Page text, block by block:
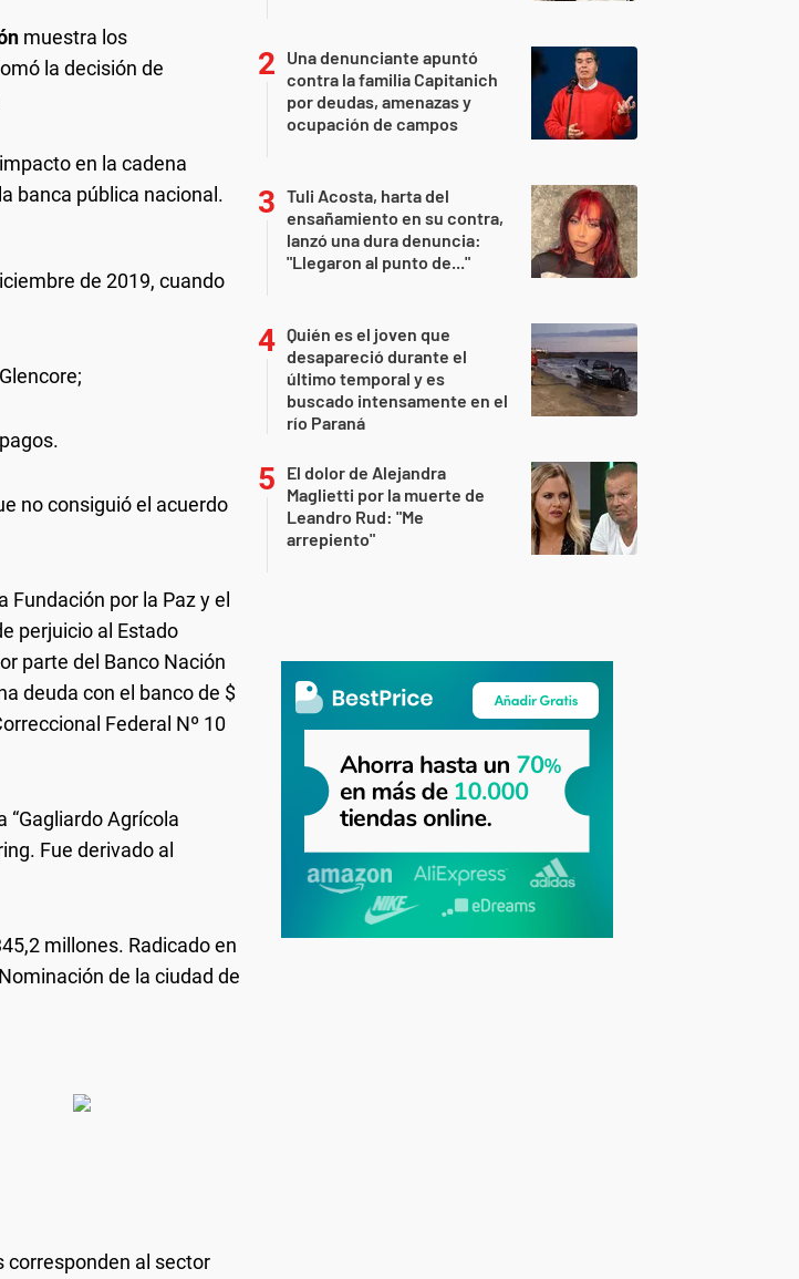
muestra los
la decisión de
en la cadena
banca pública nacional.
de 2019, cuando
no consiguió el acuerdo
Fundación por la Paz y el
perjuicio al Estado
parte del Banco Nación
deuda con el banco de $
Federal Nº 10
“Gagliardo Agrícola
Fue derivado al
millones. Radicado en
de la ciudad de
corresponden al sector
Una denunciante apuntó
contra la familia Capitanich
por deudas, amenazas y
ocupación de campos
Tuli Acosta, harta del
ensañamiento en su contra,
lanzó una dura denuncia:
"Llegaron al punto de..."
Quién es el joven que
desapareció durante el
último temporal y es
buscado intensamente en el
río Paraná
El dolor de Alejandra
Maglietti por la muerte de
Leandro Rud: "Me
arrepiento"